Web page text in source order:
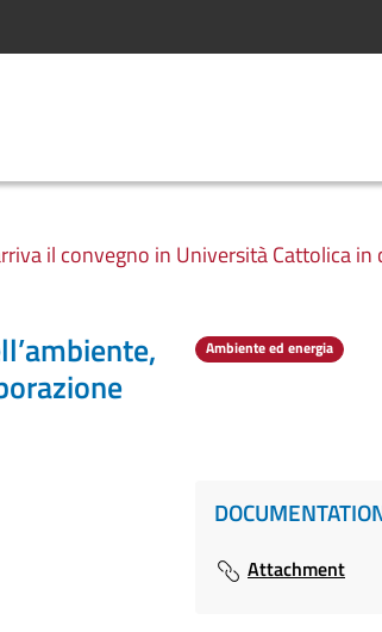
il convegno in Università Cattolica in
Ambiente ed energia
Attachment